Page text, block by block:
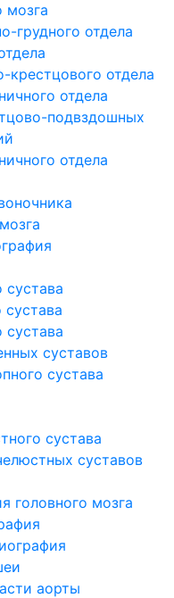
мозга
грудного отдела
крестцового отдела
отдела
подвздошных
отдела
суставов
сустава
сустава
суставов
головного мозга
аорты